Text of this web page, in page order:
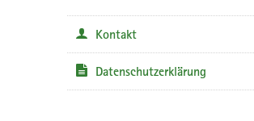
Kontakt
Datenschutzerklärung